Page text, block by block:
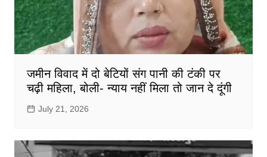
जमीन विवाद में दो बेटियों संग पानी की टंकी पर
चढ़ी महिला, बोली- न्याय नहीं मिला तो जान दे दूंगी
July 21, 2026